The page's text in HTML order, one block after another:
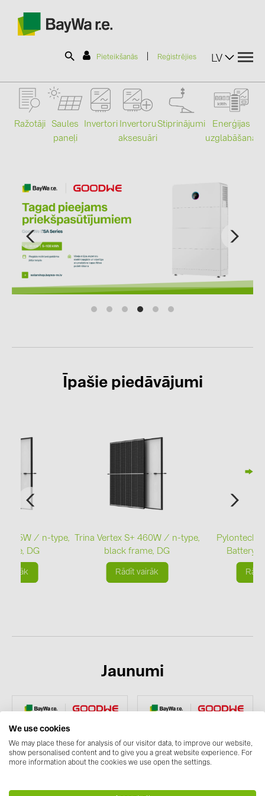
Pieteikšanās Reģistrējies LV
SOLAR-PLANIT
Jaunumi
Katalogi
kontakti
Invertoru aksesuāri (84)
RAŽOTĀJI
ABB (21)
BAKS (51)
BUDMAT (6)
EVOPIPES (7)
GoodWe (40)
LONGi Solar (5)
NOVOTEGRA (315)
Ražotāji
Saules
paneļi
Invertori Invertoru
aksesuāri
Stiprinājumi
Enerģijas
uzglabāšana
Īpašie piedāvājumi
465W / n-type,
DG
vairāk
Trina Vertex S+ 460W / n-type,
black frame, DG
Rādīt vairāk
Pylontech
Battery /
Jaunumi
We use cookies
We may place these for analysis of our visitor data, to improve our website,
show personalised content and to give you a great website experience. For
more information about the cookies we use open the settings.